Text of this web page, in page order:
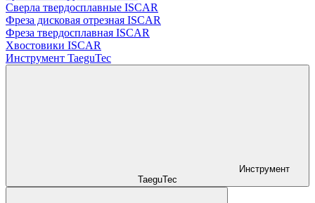
Сверла твердосплавные ISCAR
Фреза дисковая отрезная ISCAR
Фреза твердосплавная ISCAR
Хвостовики ISCAR
Инструмент TaeguTec
Инструмент
TaeguTec